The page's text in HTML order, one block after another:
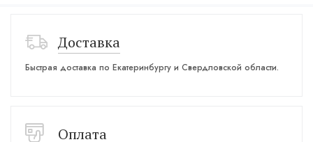
Доставка
Быстрая доставка по Екатеринбургу и Свердловской области.
Оплата